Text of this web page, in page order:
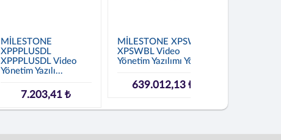
MİLESTONE
XPPPLUSDL
XPPPLUSDL Video
Yönetim Yazılı...
7.203,41 ₺
MİLESTONE XPSWBL
XPSWBL Video
Yönetim Yazılımı Yön...
639.012,13 ₺